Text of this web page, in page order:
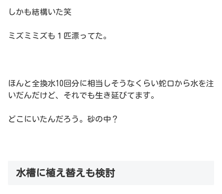
しかも結構いた笑
ミズミミズも１匹漂ってた。
ほんと全換水10回分に相当しそうなくらい蛇口から水を注
いだんだけど、それでも生き延びてます。
どこにいたんだろう。砂の中？
水槽に植え替えも検討